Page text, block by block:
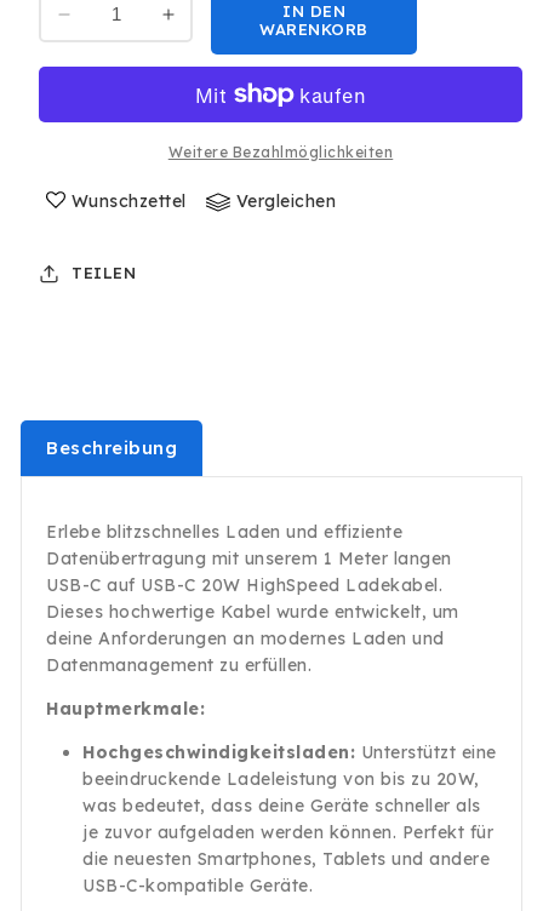
Verringere
die
1M
auf
20W
Erhöhe
die
1M
USB-
auf
IN DEN
WARENKORB
Weitere Bezahlmöglichkeiten
Wunschzettel Vergleichen
TEILEN
Beschreibung
Erlebe blitzschnelles Laden und effiziente
Datenübertragung mit unserem 1 Meter langen
USB-C auf USB-C 20W HighSpeed Ladekabel.
Dieses hochwertige Kabel wurde entwickelt, um
deine Anforderungen an modernes Laden und
Datenmanagement zu erfüllen.
Hauptmerkmale:
Hochgeschwindigkeitsladen: Unterstützt eine
beeindruckende Ladeleistung von bis zu 20W,
was bedeutet, dass deine Geräte schneller als
je zuvor aufgeladen werden können. Perfekt für
die neuesten Smartphones, Tablets und andere
USB-C-kompatible Geräte.